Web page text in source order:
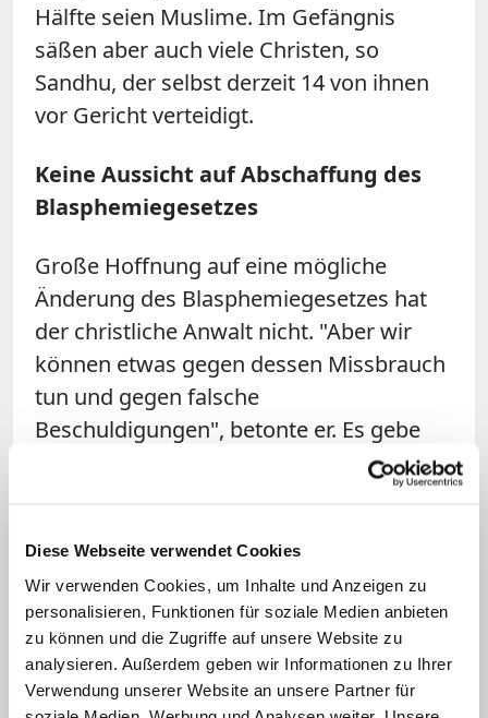
Diese Webseite verwendet Cookies
Wir verwenden Cookies, um Inhalte und Anzeigen zu
personalisieren, Funktionen für soziale Medien anbieten
zu können und die Zugriffe auf unsere Website zu
analysieren. Außerdem geben wir Informationen zu Ihrer
Verwendung unserer Website an unsere Partner für
Hälfte seien Muslime. Im Gefängnis
säßen aber auch viele Christen, so
Sandhu, der selbst derzeit 14 von ihnen
vor Gericht verteidigt.
Keine Aussicht auf Abschaffung des
Blasphemiegesetzes
Große Hoffnung auf eine mögliche
Änderung des Blasphemiegesetzes hat
der christliche Anwalt nicht. "Aber wir
können etwas gegen dessen Missbrauch
tun und gegen falsche
Beschuldigungen", betonte er. Es gebe
die muslimischen Regionalminister der
Provinz Punjab hätten ein Dokument
unterzeichnet, mit demMissbrauch des
Blasphemiegesetzesgestoppt werden
soll. (KNA)